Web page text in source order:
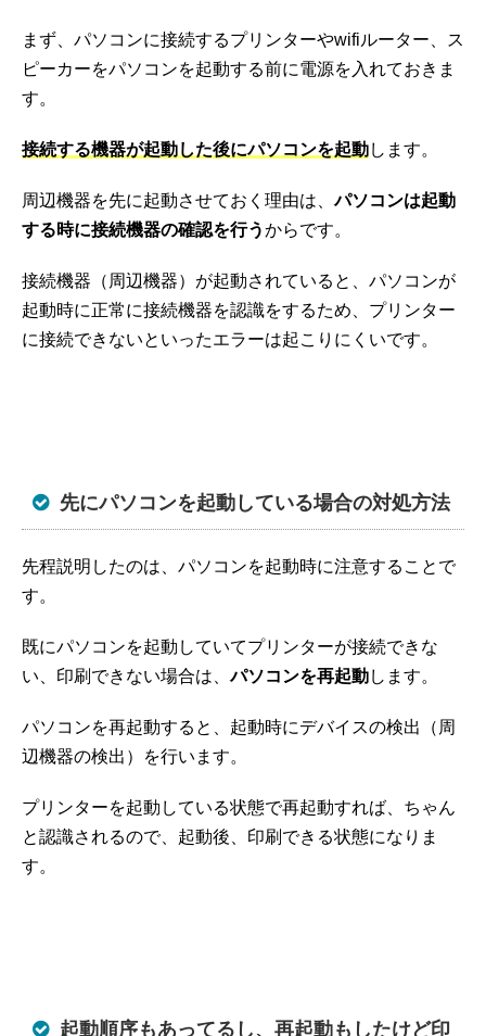
まず、パソコンに接続するプリンターやwifiルーター、ス
ピーカーをパソコンを起動する前に電源を入れておきま
す。
接続する機器が起動した後にパソコンを起動します。
周辺機器を先に起動させておく理由は、パソコンは起動
する時に接続機器の確認を行うからです。
接続機器（周辺機器）が起動されていると、パソコンが
起動時に正常に接続機器を認識をするため、プリンター
に接続できないといったエラーは起こりにくいです。
先にパソコンを起動している場合の対処方法
先程説明したのは、パソコンを起動時に注意することで
す。
既にパソコンを起動していてプリンターが接続できな
い、印刷できない場合は、パソコンを再起動します。
パソコンを再起動すると、起動時にデバイスの検出（周
辺機器の検出）を行います。
プリンターを起動している状態で再起動すれば、ちゃん
と認識されるので、起動後、印刷できる状態になりま
す。
起動順序もあってるし、再起動もしたけど印